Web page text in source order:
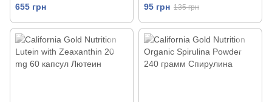
CFU 60 капсул
655 грн
CFU 10 капсул
95 грн 135 грн